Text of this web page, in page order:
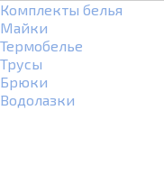
Комплекты белья
Майки
Термобелье
Трусы
Брюки
Водолазки